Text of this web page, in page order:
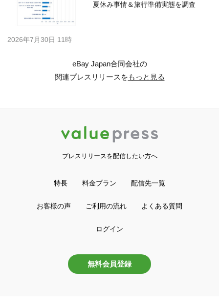
夏休み事情＆旅行準備実態を調査
2026年7月30日 11時
eBay Japan合同会社の
関連プレスリリースをもっと見る
プレスリリースを配信したい方へ
特長 料金プラン 配信先一覧
お客様の声 ご利用の流れ よくある質問
ログイン
無料会員登録